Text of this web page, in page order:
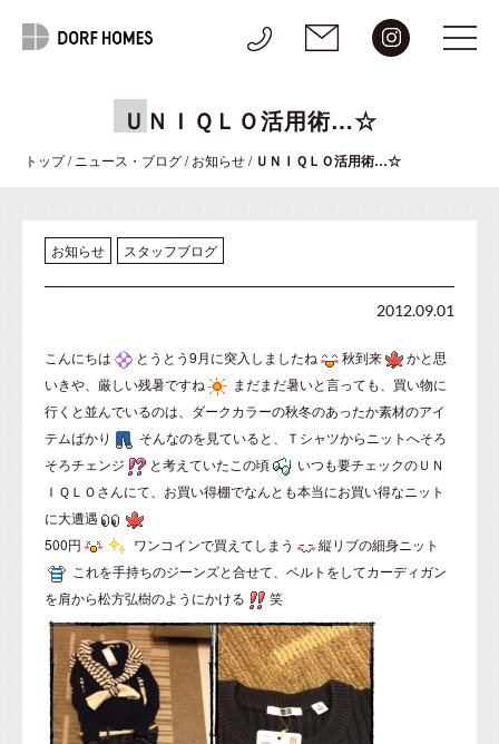
ＵＮＩＱＬＯ活用術…☆
トップ/ ニュース・ブログ/お知らせ/ ＵＮＩＱＬＯ活用術…☆
お知らせ スタッフブログ
2012.09.01
こんにちは とうとう9月に突入しましたね 秋到来
かと思
いきや、厳しい残暑ですね
まだまだ暑いと言っても、買い物に
行くと並んでいるのは、ダークカラーの秋冬のあったか素材のアイ
テムばかり
そんなのを見ていると、Ｔシャツからニットへそろ
そろチェンジ
と考えていたこの頃
いつも要チェックのＵＮ
ＩＱＬＯさんにて、お買い得棚でなんとも本当にお買い得なニット
に大遭遇
500円
ワンコインで買えてしまう
縦リブの細身ニット
これを手持ちのジーンズと合せて、ベルトをしてカーディガン
を肩から松方弘樹のようにかける
笑